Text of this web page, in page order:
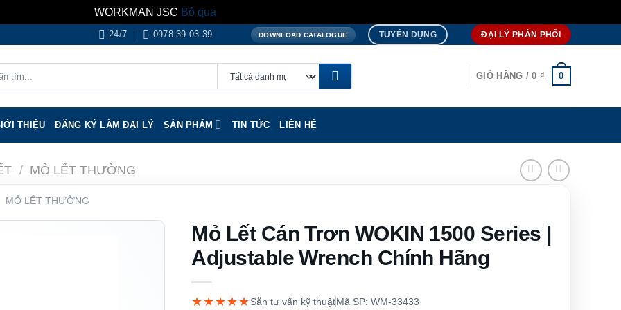
WORKMAN JSC Bỏ qua
24/7 0978.39.03.39 DOWNLOAD CATALOGUE TUYỂN DỤNG ĐẠI LÝ PHÂN PHỐI
GIỎ HÀNG /0 ₫ 0
THIỆU ĐĂNG KÝ LÀM ĐẠI LÝ SẢN PHẨM TIN TỨC LIÊN HỆ
/ MỎ LẾT THƯỜNG
MỎ LẾT THƯỜNG
Mỏ Lết Cán Trơn WOKIN 1500 Series |
Adjustable Wrench Chính Hãng
★★★★★Sẵn tư vấn kỹ thuậtMã SP: WM-33433